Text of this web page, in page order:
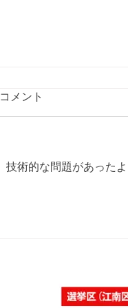
コメント
技術的な問題があった